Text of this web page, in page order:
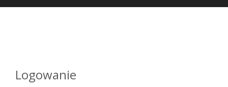
Logowanie